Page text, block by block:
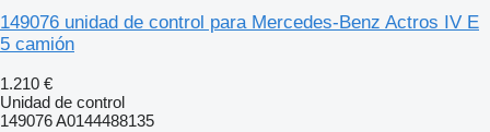
149076 unidad de control para Mercedes-Benz Actros IV E
5 camión
1.210 €
Unidad de control
149076 A0144488135